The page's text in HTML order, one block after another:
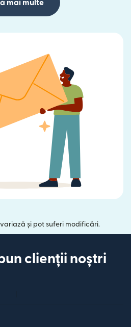
mai multe
și pot suferi modificări.
clienții noștri